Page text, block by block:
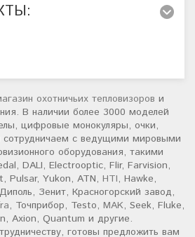
охотничьих тепловизоров и
В наличии более 3000 моделей
цифровые монокуляры, очки,
с ведущими мировыми
оборудования, такими
DALI, Electrooptic, Flir, Farvision,
Pulsar, Yukon, ATN, HTI, Hawke,
Зенит, Красногорский завод,
, Точприбор, Testo, MAK, Seek, Fluke,
Axion, Quantum и другие.
готовы предложить вам